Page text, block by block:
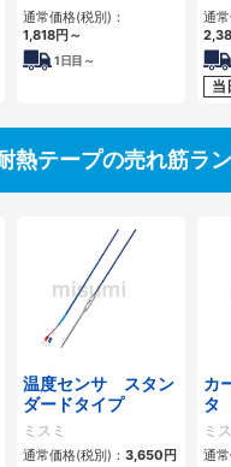
通常価格(税別)：
1,818円 ～
1日目～
通
当
熱テープの売れ筋ラ
温度センサ スタン
ダードタイプ
ミスミ
通常価格(税別)： 3,650円
カ
タ
ミ
通